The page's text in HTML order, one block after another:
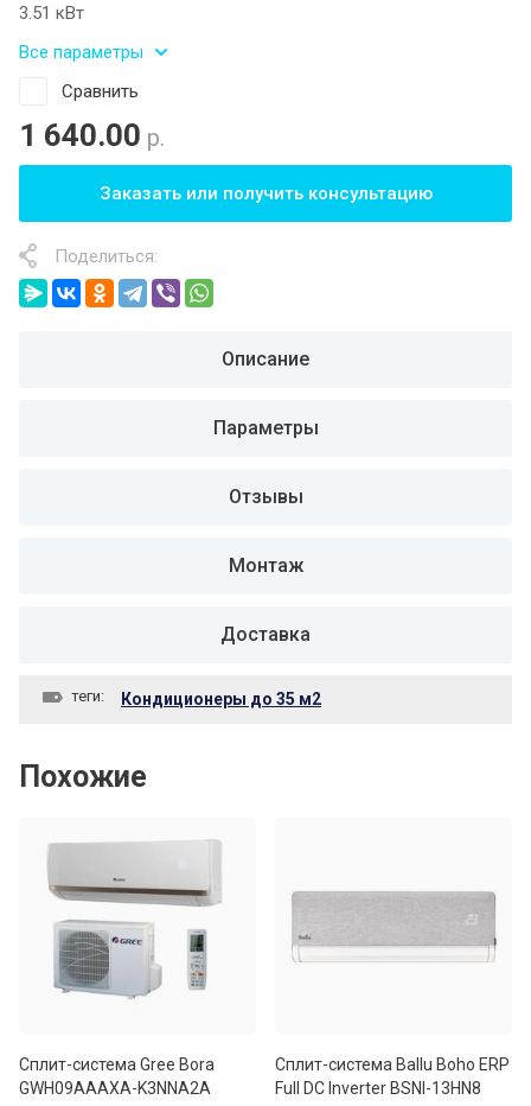
3.51 кВт
Все параметры
Сравнить
1 640.00 р.
Заказать или получить консультацию
Поделиться:
Описание
Параметры
Отзывы
Монтаж
Доставка
теги: Кондиционеры до 35 м2
Похожие
Сплит-система Gree Bora
GWH09AAAXA-K3NNA2A
Сплит-система Ballu Boho ERP
Full DC Inverter BSNI-13HN8